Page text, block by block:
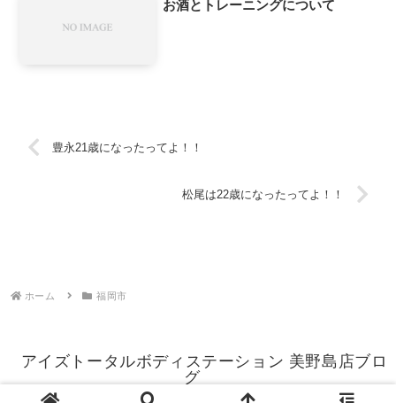
お酒とトレーニングについて
豊永21歳になったってよ！！
松尾は22歳になったってよ！！
ホーム 福岡市
アイズトータルボディステーション 美野島店ブロ
グ